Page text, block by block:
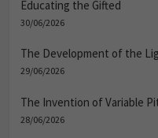
Educating the Gifted
30/06/2026
The Development of the
29/06/2026
The Invention of Variable
28/06/2026